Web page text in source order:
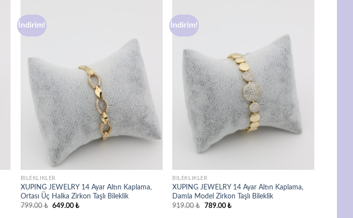
İndirim!
BILEKLIKLER
XUPING JEWELRY 14 Ayar Altın Kaplama,
Ortası Üç Halka Zirkon Taşlı Bileklik
799.00₺ Orijinal
649.00₺Şu
İndirim!
BILEKLIKLER
XUPING JEWELRY 14 Ayar Altın Kaplama,
Damla Model Zirkon Taşlı Bileklik
919.00₺ Orijinal
789.00 ₺Şu